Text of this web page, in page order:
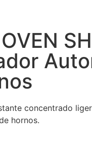
concentrado
hornos.